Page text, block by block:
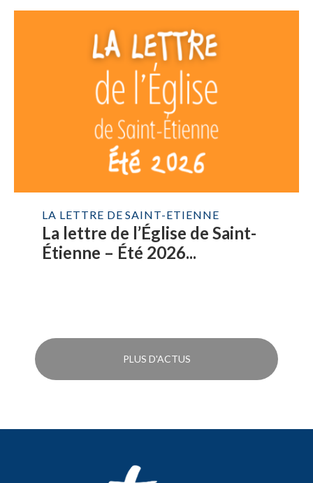
LA LETTRE DE SAINT-ETIENNE
La lettre de l’Église de Saint-
Étienne – Été 2026...
PLUS D'ACTUS